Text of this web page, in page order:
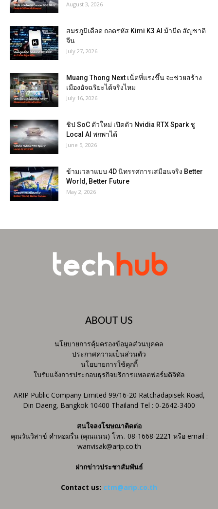
August 3, 2026
สมรภูมิเดือด ถอดรหัส Kimi K3 AI ม้ามืด สัญชาติ
จีน
July 27, 2026
Muang Thong Next เน็ตที่แรงขึ้น จะช่วยสร้าง
เมืองอัจฉริยะได้จริงไหม
July 16, 2026
ชิป SoC ตัวใหม่ เปิดตัว Nvidia RTX Spark ชู
Local AI พกพาได้
June 5, 2026
ข้ามเวลาแบบ 4D นิทรรศการเสมือนจริง Better
World, Better Future
May 2, 2026
ABOUT US
นโยบายการคุ้มครองข้อมูลส่วนบุคคล
ประกาศความเป็นส่วนตัว
นโยบายการใช้คุกกี้
ใบรับแจ้งการประกอบธุรกิจบริการแพลตฟอร์มดิจิทัล
ARIP Public Company Limited 99/16-20 Ratchadapisek Road,
Din Daeng, Bangkok 10400 Thailand Tel : 0-2642-3400
สนใจลงโฆษณาติดต่อ
คุณวันวิสาข์ คำหอมรื่น (คุณแนน) โทร. 08-1668-2221 หรือ email :
wanvisak@arip.co.th
ฝากข่าวประชาสัมพันธ์
Contact us: ctm@arip.co.th